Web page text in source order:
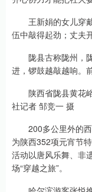
王新娟的女儿穿戴
伍中敲得起劲；丈夫
陇县古称陇州，陇
进，锣鼓越敲越响。
陕西省陇县黄花峪
社记者 邹竞一 摄
200多公里外的西
为陕西352项元宵节
活动以唐风乐舞、非
场“穿越之旅”。